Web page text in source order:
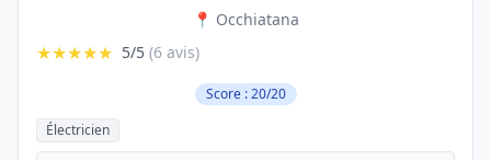
📍 Occhiatana
★★★★★ 5/5 (6 avis)
Score : 20/20
Électricien